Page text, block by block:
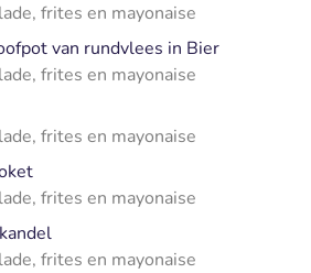
frites en mayonaise
van rundvlees in Bier
frites en mayonaise
frites en mayonaise
frites en mayonaise
frites en mayonaise